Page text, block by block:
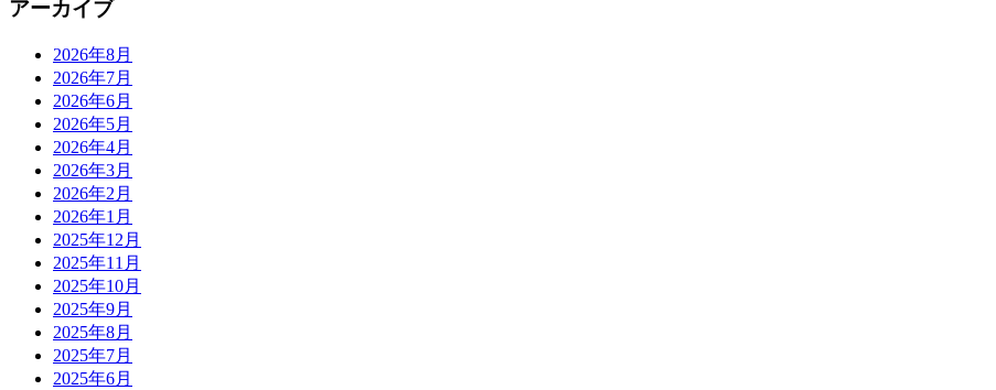
アーカイブ
2026年8月
2026年7月
2026年6月
2026年5月
2026年4月
2026年3月
2026年2月
2026年1月
2025年12月
2025年11月
2025年10月
2025年9月
2025年8月
2025年7月
2025年6月